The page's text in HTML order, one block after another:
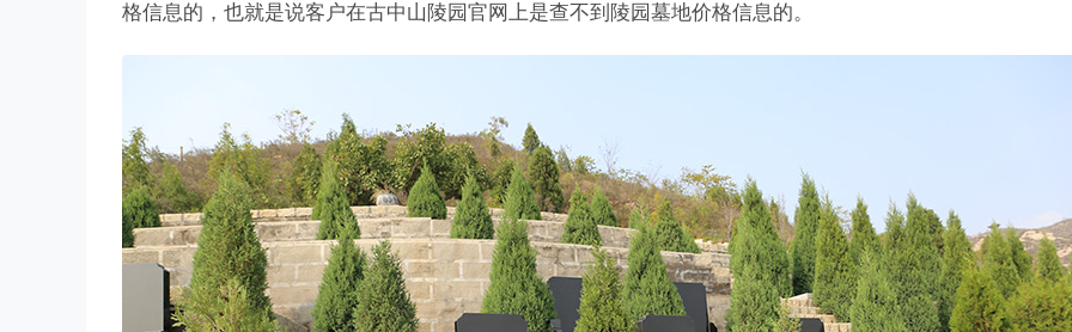
格信息的，也就是说客户在古中山陵园官网上是查不到陵园墓地价格信息的。